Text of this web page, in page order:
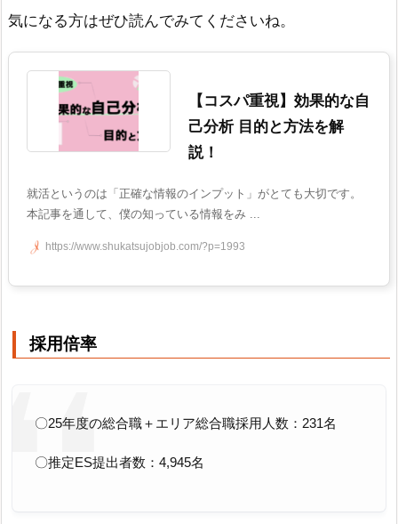
気になる方はぜひ読んでみてくださいね。
【コスパ重視】効果的な自
己分析 目的と方法を解
説！
就活というのは「正確な情報のインプット」がとても大切です。
本記事を通して、僕の知っている情報をみ ...
https://www.shukatsujobjob.com/?p=1993
採用倍率
〇25年度の総合職＋エリア総合職採用人数：231名
〇推定ES提出者数：4,945名